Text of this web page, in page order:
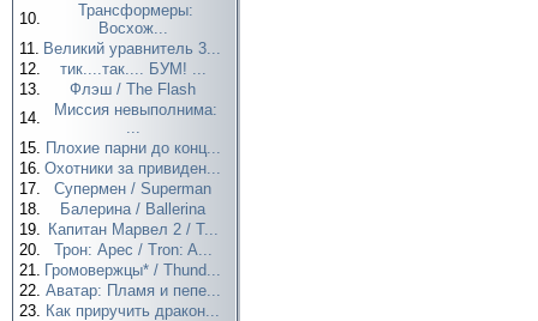
10.
Трансформеры:
Восхож...
11. Великий уравнитель 3...
12.
тик....так.... БУМ! ...
13.
Флэш / The Flash
14.
Миссия невыполнима:
...
15. Плохие парни до конц...
16. Охотники за привиден...
17.
Супермен / Superman
18.
Балерина / Ballerina
19. Капитан Марвел 2 / T...
20.
Трон: Арес / Tron: A...
21. Громовержцы* / Thund...
22. Аватар: Пламя и пепе...
23. Как приручить дракон...